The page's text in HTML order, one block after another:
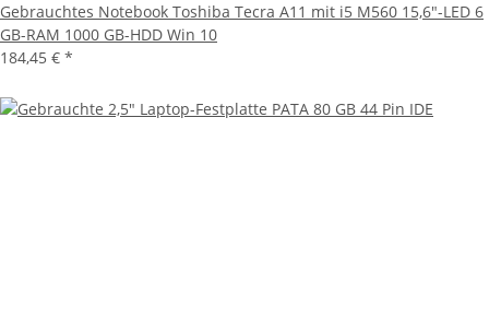
Gebrauchtes Notebook Toshiba Tecra A11 mit i5 M560 15,6"-LED 6
GB-RAM 1000 GB-HDD Win 10
184,45 € *